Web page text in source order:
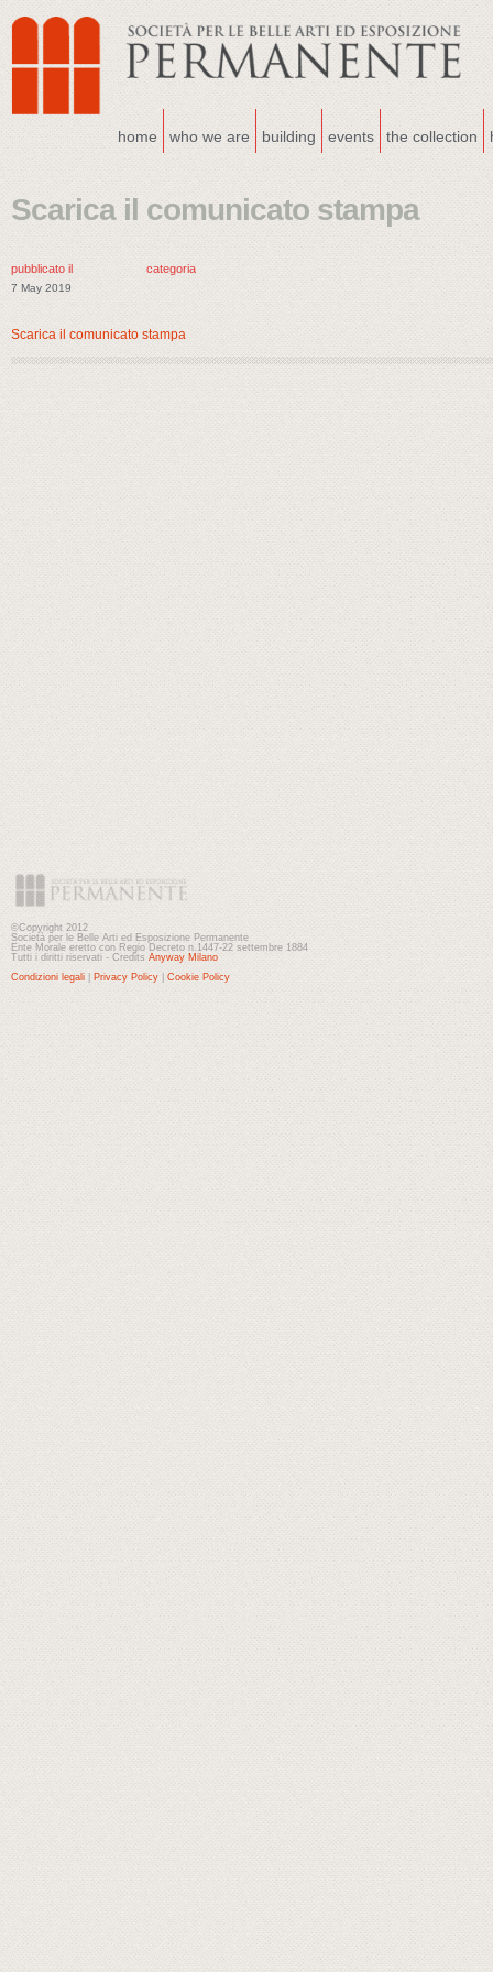
home who we are building events the collection
Scarica il comunicato stampa
pubblicato il
7 May 2019
categoria
Scarica il comunicato stampa
©Copyright 2012
Società per le Belle Arti ed Esposizione Permanente
Ente Morale eretto con Regio Decreto n.1447-22 settembre 1884
Tutti i diritti riservati - Credits Anyway Milano
Condizioni legali
Privacy Policy Cookie Policy